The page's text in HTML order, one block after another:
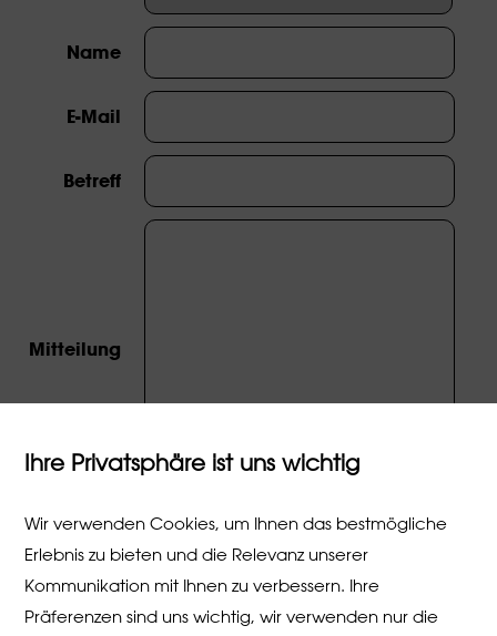
Name
E-Mail
Betreff
Mitteilung
Senden
Ihre Privatsphäre ist uns wichtig
Wir verwenden Cookies, um Ihnen das bestmögliche
Erlebnis zu bieten und die Relevanz unserer
Kommunikation mit Ihnen zu verbessern. Ihre
Präferenzen sind uns wichtig, wir verwenden nur die